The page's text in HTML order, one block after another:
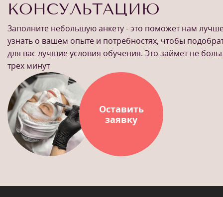
КОНСУЛЬТАЦИЮ
Заполните небольшую анкету - это поможет нам
узнать о вашем опыте и потребностях, чтобы
для вас лучшие условия обучения. Это займет не
трех минут
Оставить
заявку